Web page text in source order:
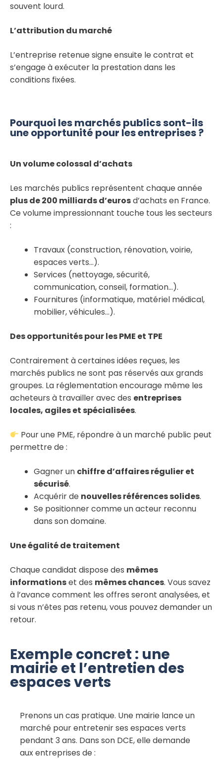
souvent lourd.
L’attribution du marché
L’entreprise retenue signe ensuite le contrat et
s’engage à exécuter la prestation dans les
conditions fixées.
Pourquoi les marchés publics sont-ils
une opportunité pour les entreprises ?
Un volume colossal d’achats
Les marchés publics représentent chaque année
plus de 200 milliards d’eurosd’achats en France.
Ce volume impressionnant touche tous les secteurs
:
Travaux (construction, rénovation, voirie,
espaces verts…).
Services (nettoyage, sécurité,
communication, conseil, formation…).
Fournitures (informatique, matériel médical,
mobilier, véhicules…).
Des opportunités pour les PME et TPE
Contrairement à certaines idées reçues, les
marchés publics ne sont pas réservés aux grands
groupes. La réglementation encourage même les
acheteurs à travailler avec des entreprises
locales, agiles et spécialisées.
Pour une PME, répondre à un marché public peut
permettre de :
Gagner un chiffre d’affaires régulier et
sécurisé.
Acquérir de nouvelles références solides.
Se positionner comme un acteur reconnu
dans son domaine.
Une égalité de traitement
Chaque candidat dispose des mêmes
informationset des mêmes chances. Vous savez
à l’avance comment les offres seront analysées, et
si vous n’êtes pas retenu, vous pouvez demander un
retour.
Exemple concret : une
mairie et l’entretien des
espaces verts
Prenons un cas pratique. Une mairie lance un
marché pour entretenir ses espaces verts
pendant 3 ans. Dans son DCE, elle demande
aux entreprises de :